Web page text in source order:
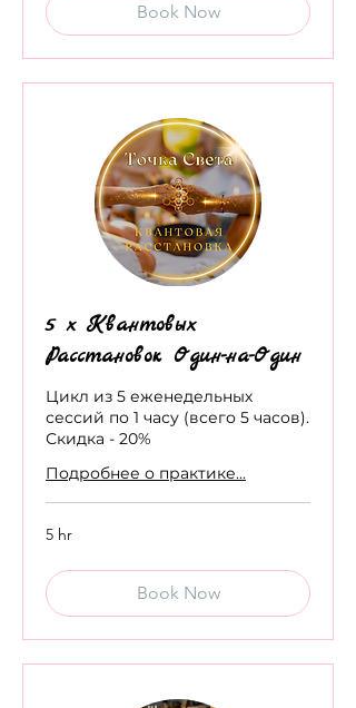
Book Now
5 х Квантовых
Расстановок Один-на-Один
Цикл из 5 еженедельных
сессий по 1 часу (всего 5 часов).
Скидка - 20%
Подробнее о практике...
5 hr
Book Now